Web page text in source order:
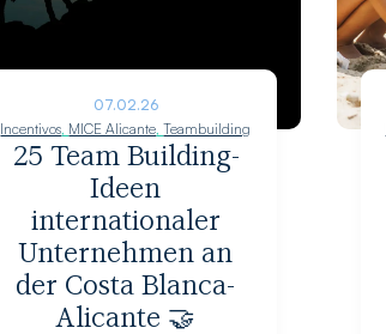
07.02.26
Incentivos MICE Alicante ,Teambuilding
25 Team Building-
Ideen
internationaler
Unternehmen an
der Costa Blanca-
Alicante 🤝